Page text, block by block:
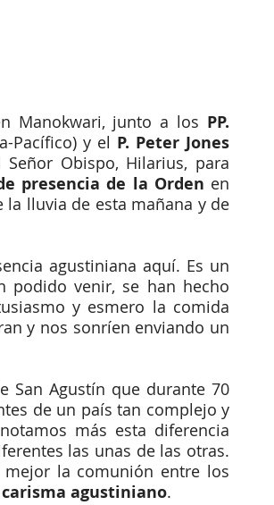
Manokwari, junto a los PP.
Pacífico) y el
Obispo, Hilarius, para
presencia de la Orden en
la lluvia de esta mañana y de
agustiniana aquí. Es un
podido venir, se han hecho
y esmero la comida
y nos sonríen enviando un
San Agustín que durante 70
de un país tan complejo y
más esta diferencia
las unas de las otras.
la comunión entre los
agustiniano.